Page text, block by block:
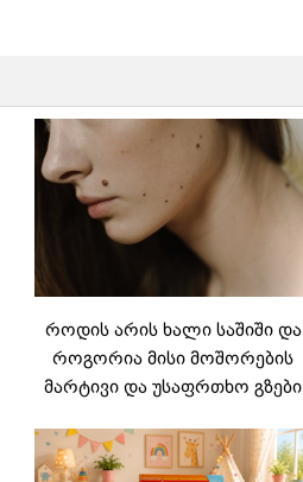
როდის არის ხალი საშიში და
როგორია მისი მოშორების
მარტივი და უსაფრთხო გზები